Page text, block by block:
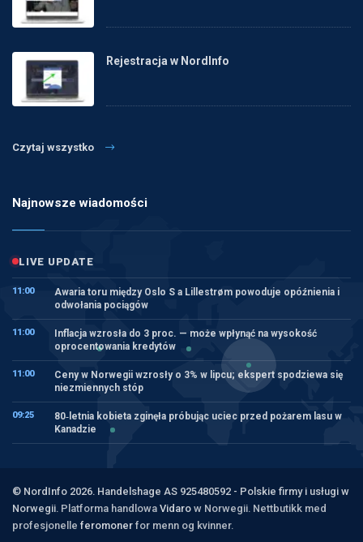
Rejestracja w NordInfo
Czytaj wszystko
Najnowsze wiadomości
LIVE UPDATE
11:00
Awaria toru między Oslo S a Lillestrøm powoduje opóźnienia i
odwołania pociągów
11:00
Inflacja wzrosła do 3 proc. — może wpłynąć na wysokość
oprocentowania kredytów
11:00
Ceny w Norwegii wzrosły o 3% w lipcu; ekspert spodziewa się
niezmiennych stóp
09:25
80‑letnia kobieta zginęła próbując uciec przed pożarem lasu w
Kanadzie
© NordInfo 2026. Handelshage AS 925480592 - Polskie firmy i usługi w
Norwegii. Platforma handlowa Vidaro w Norwegii. Nettbutikk med
profesjonelle feromoner for menn og kvinner.